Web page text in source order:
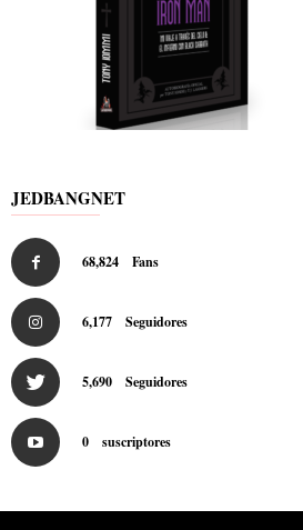
JEDBANGNET
68,824 Fans
6,177 Seguidores
5,690 Seguidores
0 suscriptores